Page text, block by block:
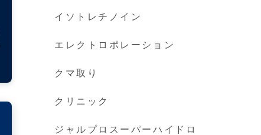
イソトレチノイン
エレクトロポレーション
クマ取り
クリニック
ジャルプロスーパーハイドロ